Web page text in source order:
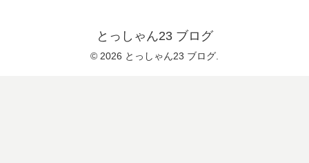
とっしゃん23 ブログ
© 2026 とっしゃん23 ブログ.